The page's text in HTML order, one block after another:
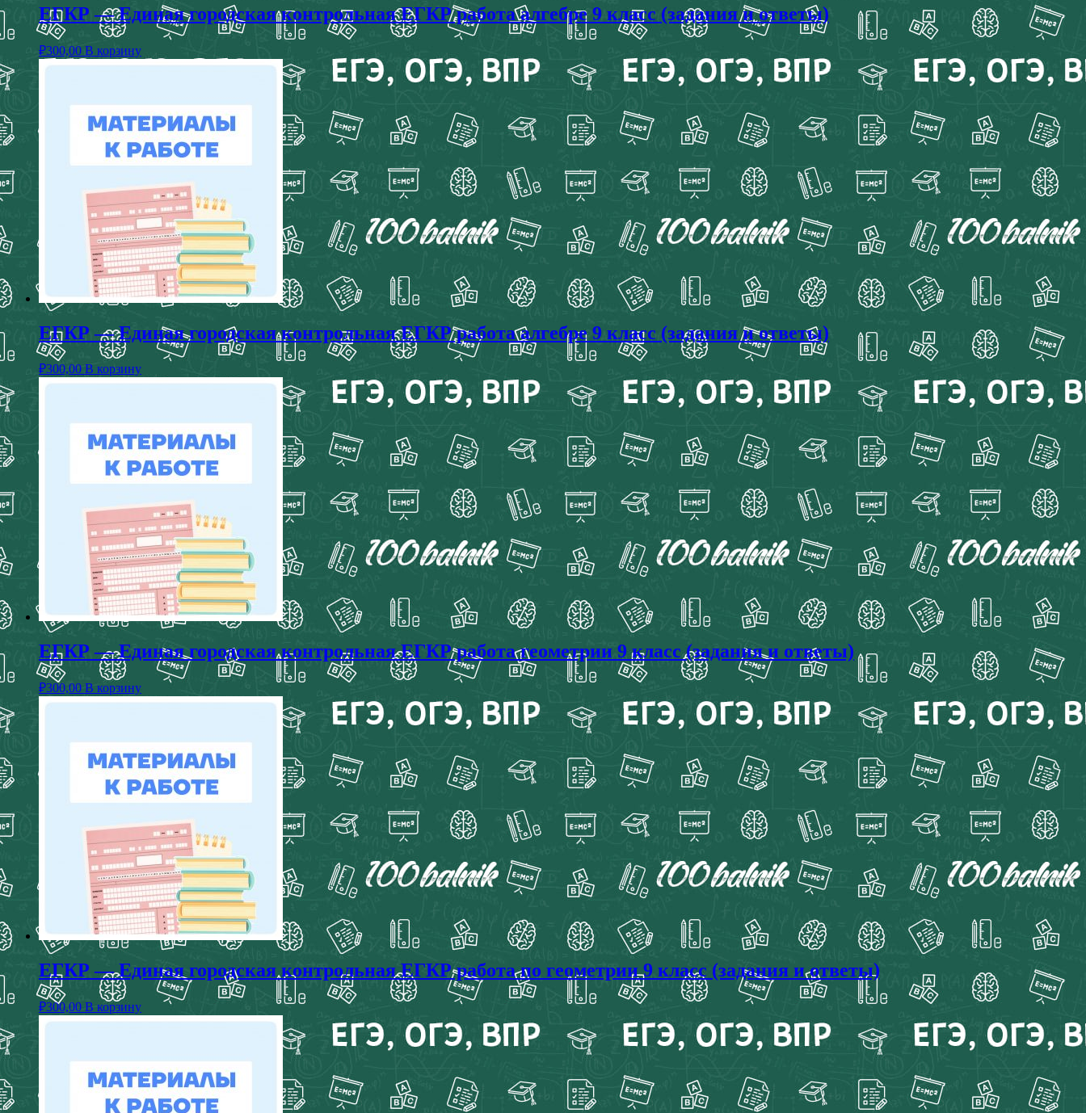
ЕГКР — Единая городская контрольная ЕГКР работа алгебре 9 класс (задания и ответы)
₽300,00 В корзину
ЕГКР — Единая городская контрольная ЕГКР работа алгебре 9 класс (задания и ответы)
₽300,00 В корзину
ЕГКР — Единая городская контрольная ЕГКР работа геометрии 9 класс (задания и ответы)
₽300,00 В корзину
ЕГКР — Единая городская контрольная ЕГКР работа по геометрии 9 класс (задания и ответы)
₽300,00 В корзину